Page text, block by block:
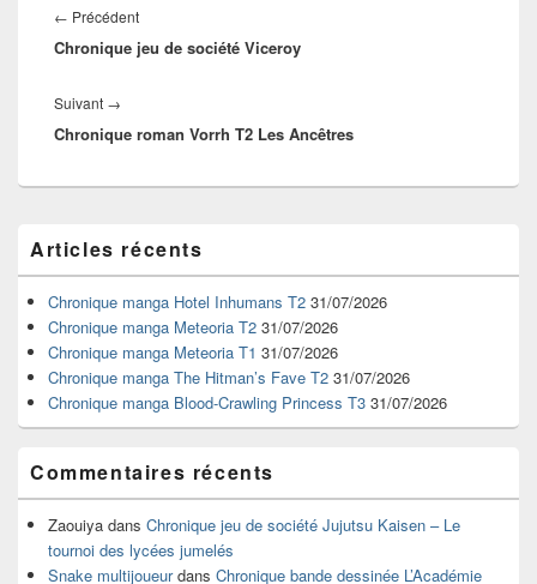
de
l’article
← PrécédentArticle
précédent :
Chronique jeu de société Viceroy
Suivant →
suivant :
Chronique roman Vorrh T2 Les Ancêtres
principale
de
widget
pour
barre
latérale
Articles récents
Chronique manga Hotel Inhumans T2 31/07/2026
Chronique manga Meteoria T2 31/07/2026
Chronique manga Meteoria T1 31/07/2026
Chronique manga The Hitman’s Fave T2 31/07/2026
Chronique manga Blood-Crawling Princess T3 31/07/2026
Commentaires récents
Zaouiya dans Chronique jeu de société Jujutsu Kaisen – Le
tournoi des lycées jumelés
Snake multijoueurdans Chronique bande dessinée L’Académie